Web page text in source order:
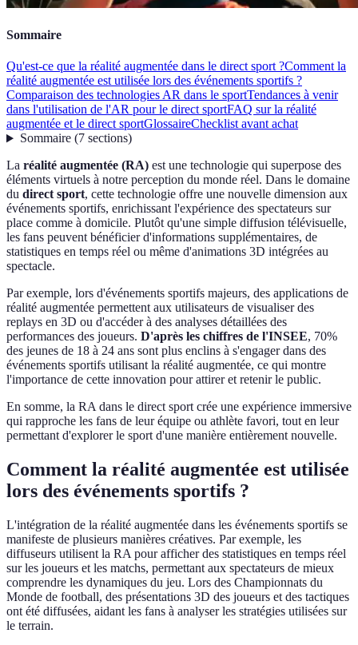
Sommaire
Qu'est-ce que la réalité augmentée dans le direct sport ?Comment la
réalité augmentée est utilisée lors des événements sportifs ?
Comparaison des technologies AR dans le sportTendances à venir
dans l'utilisation de l'AR pour le direct sportFAQ sur la réalité
augmentée et le direct sportGlossaireChecklist avant achat
Sommaire(7 sections)
La réalité augmentée (RA) est une technologie qui superpose des
éléments virtuels à notre perception du monde réel. Dans le domaine
du direct sport, cette technologie offre une nouvelle dimension aux
événements sportifs, enrichissant l'expérience des spectateurs sur
place comme à domicile. Plutôt qu'une simple diffusion télévisuelle,
les fans peuvent bénéficier d'informations supplémentaires, de
statistiques en temps réel ou même d'animations 3D intégrées au
spectacle.
Par exemple, lors d'événements sportifs majeurs, des applications de
réalité augmentée permettent aux utilisateurs de visualiser des
replays en 3D ou d'accéder à des analyses détaillées des
performances des joueurs. D'après les chiffres de l'INSEE, 70%
des jeunes de 18 à 24 ans sont plus enclins à s'engager dans des
événements sportifs utilisant la réalité augmentée, ce qui montre
l'importance de cette innovation pour attirer et retenir le public.
En somme, la RA dans le direct sport crée une expérience immersive
qui rapproche les fans de leur équipe ou athlète favori, tout en leur
permettant d'explorer le sport d'une manière entièrement nouvelle.
Comment la réalité augmentée est utilisée
lors des événements sportifs ?
L'intégration de la réalité augmentée dans les événements sportifs se
manifeste de plusieurs manières créatives. Par exemple, les
diffuseurs utilisent la RA pour afficher des statistiques en temps réel
sur les joueurs et les matchs, permettant aux spectateurs de mieux
comprendre les dynamiques du jeu. Lors des Championnats du
Monde de football, des présentations 3D des joueurs et des tactiques
ont été diffusées, aidant les fans à analyser les stratégies utilisées sur
le terrain.